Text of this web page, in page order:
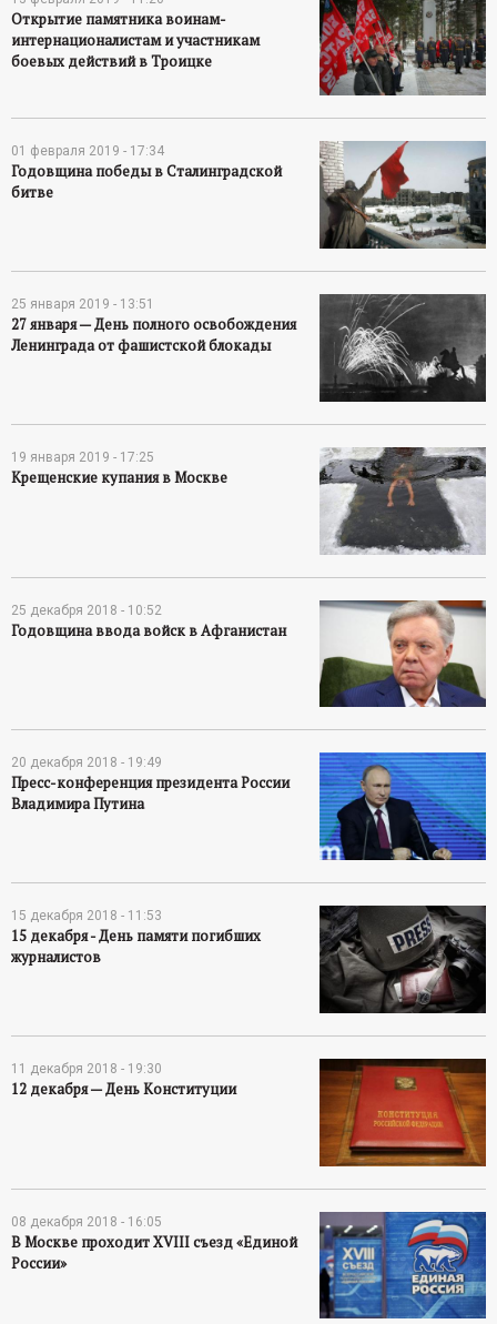
Открытие памятника воинам-
интернационалистам и участникам
боевых действий в Троицке
01 февраля 2019 - 17:34
Годовщина победы в Сталинградской
битве
25 января 2019 - 13:51
27 января — День полного освобождения
Ленинграда от фашистской блокады
19 января 2019 - 17:25
Крещенские купания в Москве
25 декабря 2018 - 10:52
Годовщина ввода войск в Афганистан
20 декабря 2018 - 19:49
Пресс-конференция президента России
Владимира Путина
15 декабря 2018 - 11:53
15 декабря - День памяти погибших
журналистов
11 декабря 2018 - 19:30
12 декабря — День Конституции
08 декабря 2018 - 16:05
В Москве проходит XVIII съезд «Единой
России»